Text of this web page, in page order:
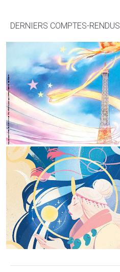
DERNIERS COMPTES-RENDUS